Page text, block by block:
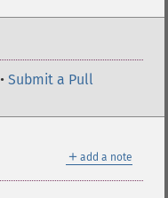
• Submit a Pull
＋ add a note